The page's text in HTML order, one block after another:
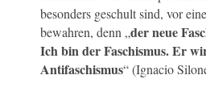
besonders geschult sind, vor
bewahren, denn „der neue
Ich bin der Faschismus. Er
Antifaschismus“ (Ignacio